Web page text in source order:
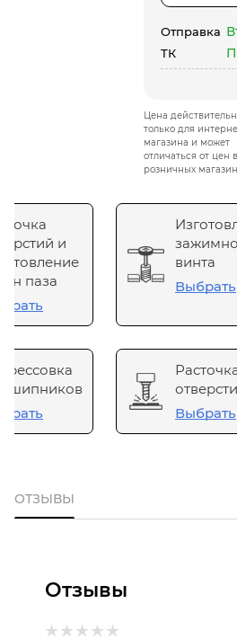
Отправка
ТК
Цена
только для
магазина и может
отличаться от цен в
розничных
и
паза
винта
Выбрать
Выбрать
ОТЗЫВЫ
Отзывы